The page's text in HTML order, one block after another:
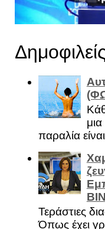
παραλία
Τεράστιες
Όπως έχει